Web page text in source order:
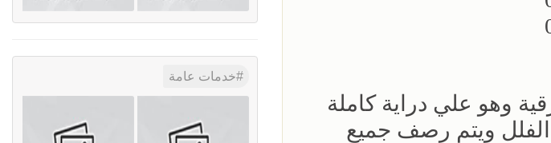
وهو علي دراية كاملة
الفلل ويتم رصف جميع
خدمات عامة